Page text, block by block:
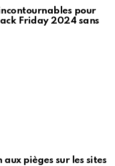
pour
Friday 2024 sans
pièges sur les sites